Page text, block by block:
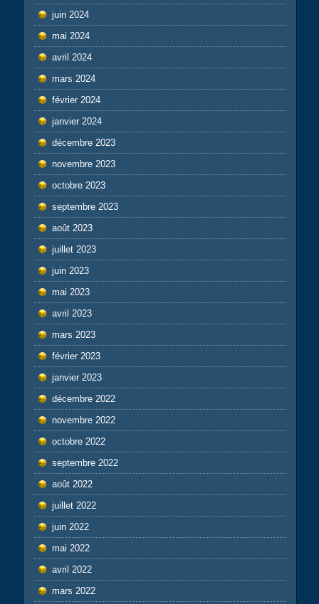
juin 2024
mai 2024
avril 2024
mars 2024
février 2024
janvier 2024
décembre 2023
novembre 2023
octobre 2023
septembre 2023
août 2023
juillet 2023
juin 2023
mai 2023
avril 2023
mars 2023
février 2023
janvier 2023
décembre 2022
novembre 2022
octobre 2022
septembre 2022
août 2022
juillet 2022
juin 2022
mai 2022
avril 2022
mars 2022